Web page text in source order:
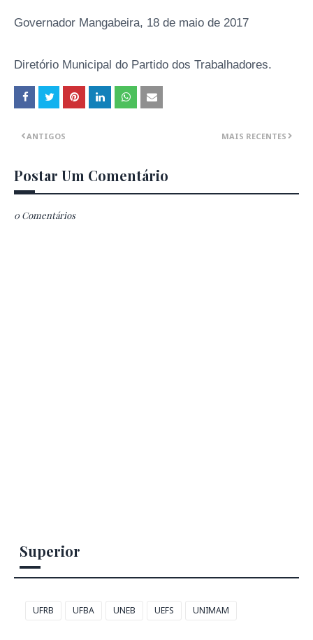
Governador Mangabeira, 18 de maio de 2017
Diretório Municipal do Partido dos Trabalhadores.
MAIS RECENTES
ANTIGOS
Postar Um Comentário
0 Comentários
Superior
UFRB UFBA UNEB UEFS UNIMAM